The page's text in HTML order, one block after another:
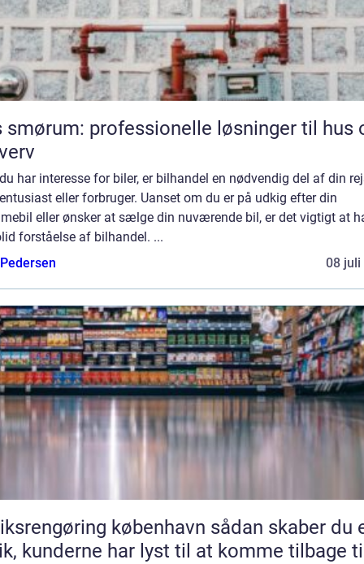
smørum: professionelle løsninger til hus
har interesse for biler, er bilhandel en nødvendig del af din
eller forbruger. Uanset om du er på udkig efter din
eller ønsker at sælge din nuværende bil, er det vigtigt at
forståelse af bilhandel. ...
08 juli
københavn sådan skaber du en
kunderne har lyst til at komme tilbage